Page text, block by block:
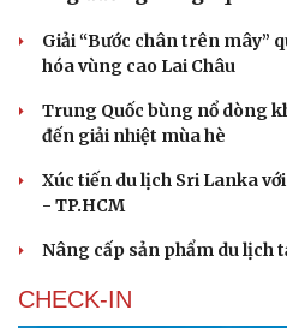
Du lịch Nhật Bản: Nhiều
"Cung đường vàng" quen
Giải “Bước chân trên mây”